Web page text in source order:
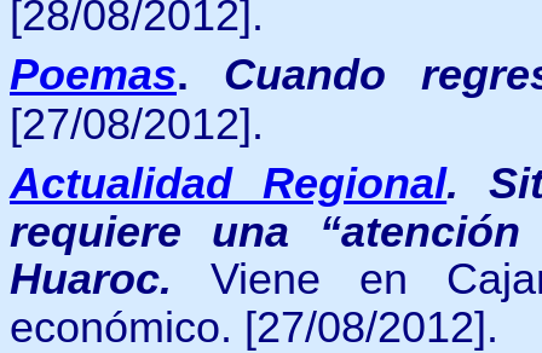
[28/08/2012].
Poemas.
Cuando
[27/08/2012].
Actualidad Regional.
requiere una
Huaroc.Viene en
económico. [27/08/2012].